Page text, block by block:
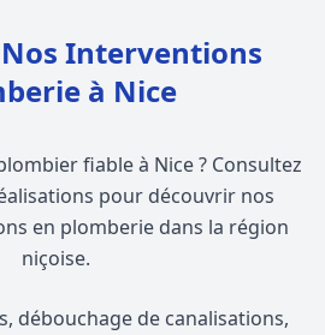
Interventions
à Nice
fiable à Nice ? Consultez
pour découvrir nos
en plomberie dans la région
niçoise.
débouchage de canalisations,